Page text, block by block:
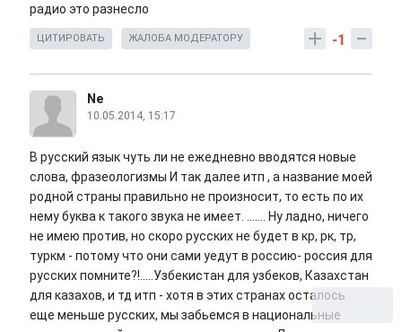
радио это разнесло
-1
ЦИТИРОВАТЬ ЖАЛОБА МОДЕРАТОРУ
Ne
10.05.2014, 15:17
В русский язык чуть ли не ежедневно вводятся новые
слова, фразеологизмы И так далее итп , а название моей
родной страны правильно не произносит, то есть по их
нему буква к такого звука не имеет. ....... Ну ладно, ничего
не имею против, но скоро русских не будет в кр, рк, тр,
туркм - потому что они сами уедут в россию- россия для
русских помните?!.....Узбекистан для узбеков, Казахстан
для казахов, и тд итп - хотя в этих странах осталось
еще меньше русских, мы забьемся в национальные